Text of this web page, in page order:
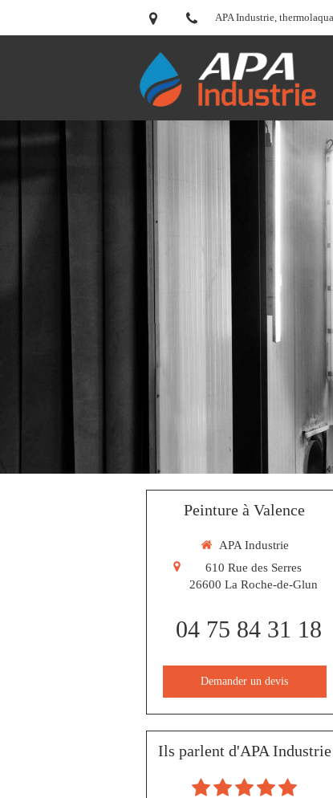
APA Industrie,
Peinture à Valence
APA Industrie
610 Rue des Serres
26600 La Roche-de-Glun
04 75 84 31 18
Demander un devis
Ils parlent d'APA Industrie